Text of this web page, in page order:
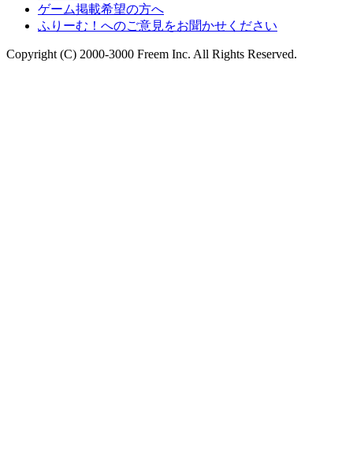
ゲーム掲載希望の方へ
ふりーむ！へのご意見をお聞かせください
Copyright (C) 2000-3000 Freem Inc. All Rights Reserved.